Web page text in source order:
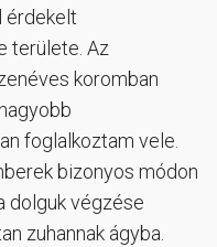
érdekelt
területe. Az
koromban
foglalkoztam vele.
bizonyos módon
dolguk végzése
zuhannak ágyba.